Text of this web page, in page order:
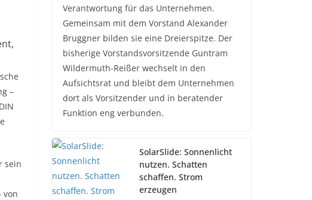
–
sein
von
Verantwortung für das Unternehmen.
Gemeinsam mit dem Vorstand Alexander
Bruggner bilden sie eine Dreierspitze. Der
bisherige Vorstandsvorsitzende Guntram
Wildermuth-Reißer wechselt in den
Aufsichtsrat und bleibt dem Unternehmen
dort als Vorsitzender und in beratender
Funktion eng verbunden.
SolarSlide: Sonnenlicht
nutzen. Schatten
schaffen. Strom
erzeugen